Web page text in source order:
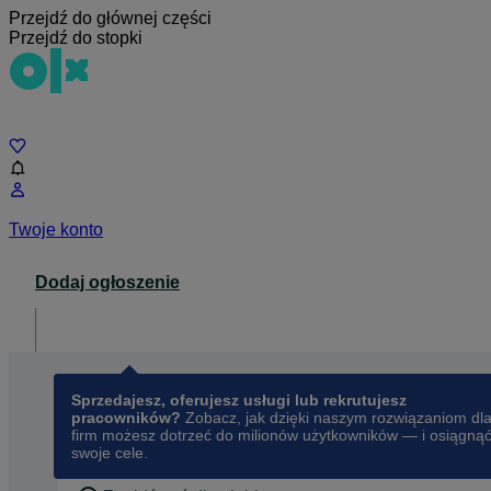
Przejdź do głównej części
Przejdź do stopki
Twoje konto
Dodaj ogłoszenie
Sprzedajesz, oferujesz usługi lub rekrutujesz
pracowników? Zobacz, jak dzięki naszym rozwiązaniom dla
firm możesz dotrzeć do milionów użytkowników — i osiągnąć
swoje cele.